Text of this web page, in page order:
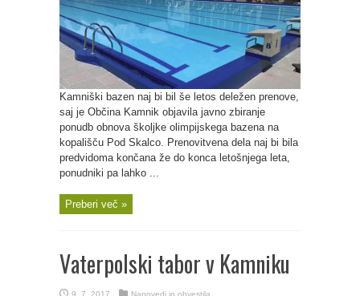
Kamniški bazen naj bi bil še letos deležen prenove,
saj je Občina Kamnik objavila javno zbiranje
ponudb obnova školjke olimpijskega bazena na
kopališču Pod Skalco. Prenovitvena dela naj bi bila
predvidoma končana že do konca letošnjega leta,
ponudniki pa lahko ...
Preberi več »
Vaterpolski tabor v Kamniku
9. 7. 2017 Napovedi in obvestila